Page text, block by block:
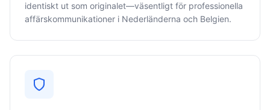
identiskt ut som originalet—väsentligt för professionella
affärskommunikationer i Nederländerna och Belgien.